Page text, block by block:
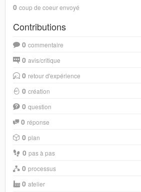
0 coup de coeur envoyé
Contributions
0 commentaire
0 avis/critique
0 retour d'expérience
0 création
0 question
0 réponse
0 plan
0 pas à pas
0 processus
0 atelier